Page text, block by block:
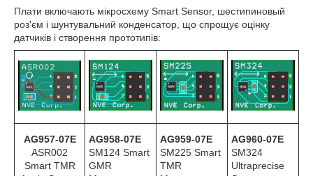
Плати включають мікросхему Smart Sensor, шестипиновый
роз'єм і шунтувальний конденсатор, що спрощує оцінку
датчиків і створення прототипів:
AG957-07E
ASR002
Smart TMR
AG958-07E
SM124 Smart
GMR
AG959-07E
SM225 Smart
TMR
AG960-07E
SM324
Ultraprecise